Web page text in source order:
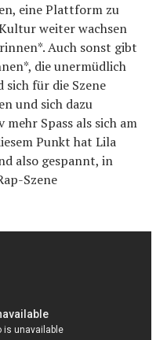
eine Plattform zu
weiter wachsen
Auch sonst gibt
die unermüdlich
für die Szene
und sich dazu
Spass als sich am
Punkt hat Lila
also gespannt, in
Szene